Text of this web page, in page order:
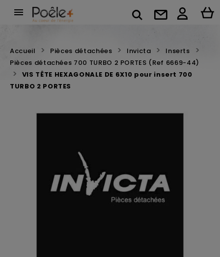

Accueil Pièces détachées Invicta
Inserts
Pièces détachées 700 TURBO 2 PORTES (Ref 6669-44)
VIS TÊTE HEXAGONALE DE 6X10 pour insert 700
TURBO 2 PORTES